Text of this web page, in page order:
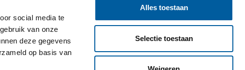
social media te
van onze
deze gegevens
op basis van
Alles toestaan
Selectie toestaan